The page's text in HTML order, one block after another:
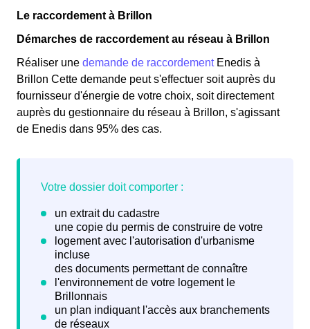
Le raccordement à Brillon
Démarches de raccordement au réseau à Brillon
Réaliser une demande de raccordementEnedis à
Brillon Cette demande peut s'effectuer soit auprès du
fournisseur d'énergie de votre choix, soit directement
auprès du gestionnaire du réseau à Brillon, s'agissant
de Enedis dans 95% des cas.